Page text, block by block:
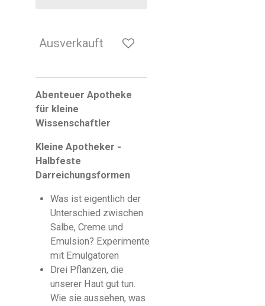
Ausverkauft
Abenteuer Apotheke
für kleine
Wissenschaftler
Kleine Apotheker -
Halbfeste
Darreichungsformen
Was ist eigentlich der
Unterschied zwischen
Salbe, Creme und
Emulsion? Experimente
mit Emulgatoren
Drei Pflanzen, die
unserer Haut gut tun.
Wie sie aussehen, was